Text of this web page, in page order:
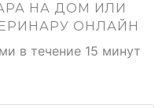
НА ДОМ ИЛИ
ОНЛАЙН
в течение 15 минут